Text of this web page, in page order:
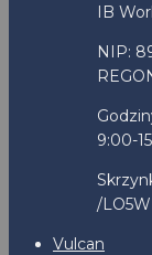
IB
NIP:
9:00-
/
Vulcan